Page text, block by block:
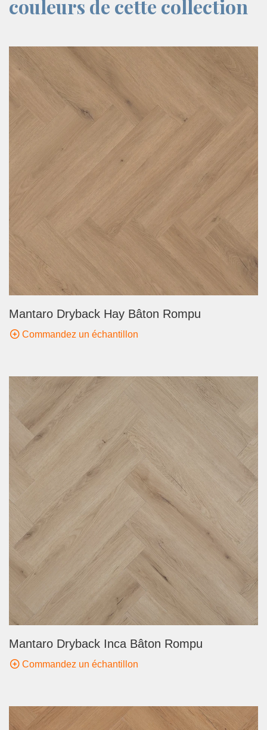
couleurs de cette collection
Mantaro Dryback Hay Bâton Rompu
Commandez un échantillon
Mantaro Dryback Inca Bâton Rompu
Commandez un échantillon